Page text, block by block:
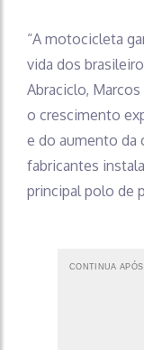
“A motocicleta
vida dos
Abraciclo,
o crescimento
e do aumento da
fabricantes
principal polo de
CONTINUA